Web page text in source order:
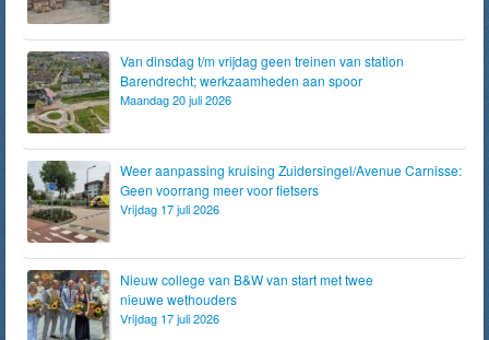
Van dinsdag t/m vrijdag geen treinen van station
Barendrecht; werkzaamheden aan spoor
Maandag 20 juli 2026
Weer aanpassing kruising Zuidersingel/Avenue Carnisse:
Geen voorrang meer voor fietsers
Vrijdag 17 juli 2026
Nieuw college van B&W van start met twee
nieuwe wethouders
Vrijdag 17 juli 2026